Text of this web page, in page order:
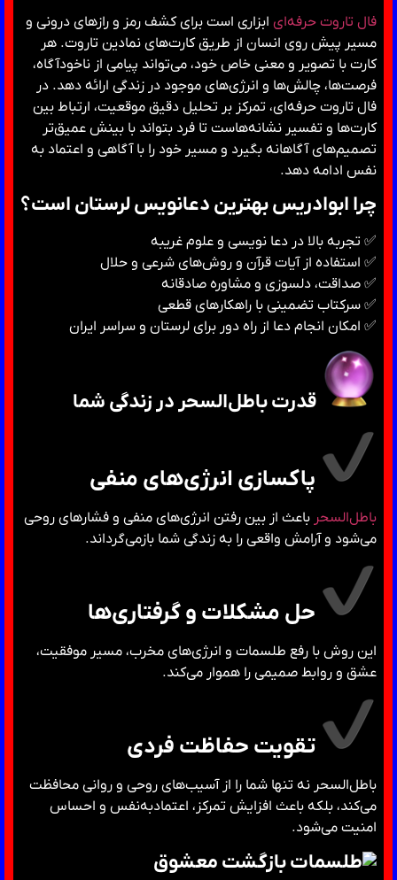
فال تاروت حرفه‌ای ابزاری است برای کشف رمز و رازهای درونی و
مسیر پیش روی انسان از طریق کارت‌های نمادین تاروت. هر
کارت با تصویر و معنی خاص خود، می‌تواند پیامی از ناخودآگاه،
فرصت‌ها، چالش‌ها و انرژی‌های موجود در زندگی ارائه دهد. در
فال تاروت حرفه‌ای، تمرکز بر تحلیل دقیق موقعیت، ارتباط بین
کارت‌ها و تفسیر نشانه‌هاست تا فرد بتواند با بینش عمیق‌تر
تصمیم‌های آگاهانه بگیرد و مسیر خود را با آگاهی و اعتماد به
نفس ادامه دهد.
چرا ابوادریس بهترین دعانویس لرستان است؟
✅ تجربه بالا در دعا نویسی و علوم غریبه
✅ استفاده از آیات قرآن و روش‌های شرعی و حلال
✅ صداقت، دلسوزی و مشاوره صادقانه
✅ سرکتاب تضمینی با راهکارهای قطعی
✅ امکان انجام دعا از راه دور برای لرستان و سراسر ایران
قدرت باطل‌السحر در زندگی شما
پاکسازی انرژی‌های منفی
باطل‌السحر باعث از بین رفتن انرژی‌های منفی و فشارهای روحی
می‌شود و آرامش واقعی را به زندگی شما بازمی‌گرداند.
حل مشکلات و گرفتاری‌ها
این روش با رفع طلسمات و انرژی‌های مخرب، مسیر موفقیت،
عشق و روابط صمیمی را هموار می‌کند.
تقویت حفاظت فردی
باطل‌السحر نه تنها شما را از آسیب‌های روحی و روانی محافظت
می‌کند، بلکه باعث افزایش تمرکز، اعتمادبه‌نفس و احساس
امنیت می‌شود.